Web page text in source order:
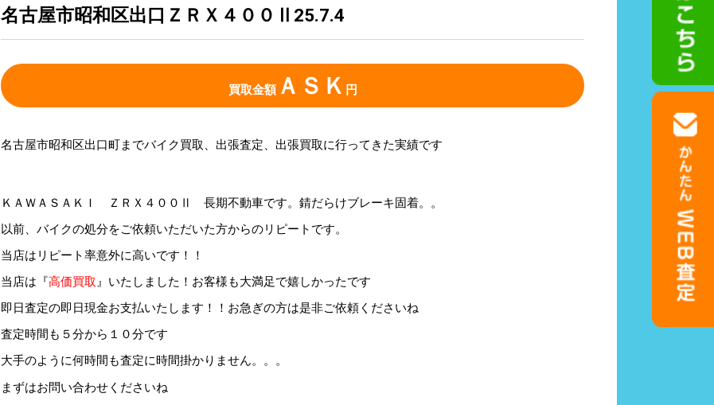
名古屋市昭和区出口ＺＲＸ４００Ⅱ25.7.4
買取金額ＡＳＫ 円
名古屋市昭和区出口町までバイク買取、出張査定、出張買取に行ってきた実績です
ＫＡＷＡＳＡＫＩ ＺＲＸ４００Ⅱ 長期不動車です。錆だらけブレーキ固着。。
以前、バイクの処分をご依頼いただいた方からのリピートです。
当店はリピート率意外に高いです！！
当店は『高価買取 』いたしました！お客様も大満足で嬉しかったです
即日査定の即日現金お支払いたします！！お急ぎの方は是非ご依頼くださいね
査定時間も５分から１０分です
大手のように何時間も査定に時間掛かりません。。。
まずはお問い合わせくださいね